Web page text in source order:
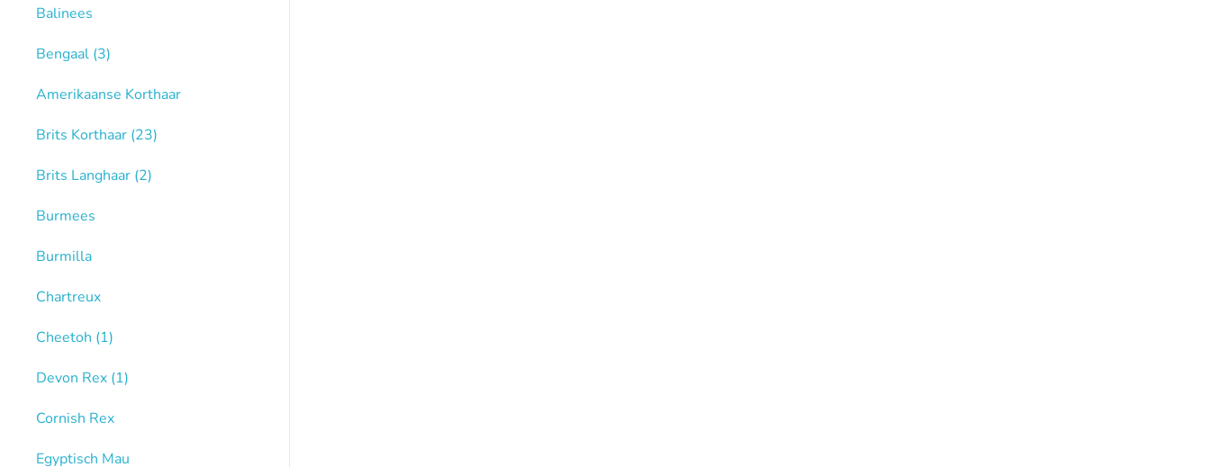
Balinees
Bengaal (3)
Amerikaanse Korthaar
Brits Korthaar (23)
Brits Langhaar (2)
Burmees
Burmilla
Chartreux
Cheetoh (1)
Devon Rex (1)
Cornish Rex
Egyptisch Mau